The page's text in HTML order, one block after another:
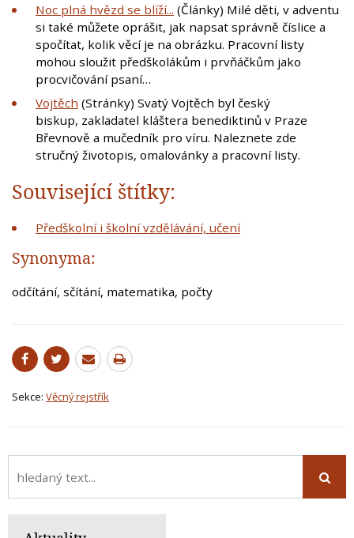
Noc plná hvězd se blíží... (Články) Milé děti, v adventu
si také můžete oprášit, jak napsat správně číslice a
spočítat, kolik věcí je na obrázku. Pracovní listy
mohou sloužit předškolákům i prvňáčkům jako
procvičování psaní…
Vojtěch (Stránky) Svatý Vojtěch byl český
biskup, zakladatel kláštera benediktinů v Praze
Břevnově a mučedník pro víru. Naleznete zde
stručný životopis, omalovánky a pracovní listy.
Související štítky:
Předškolní i školní vzdělávání, učení
Synonyma:
odčítání, sčítání, matematika, počty
Sekce: Věcný rejstřík